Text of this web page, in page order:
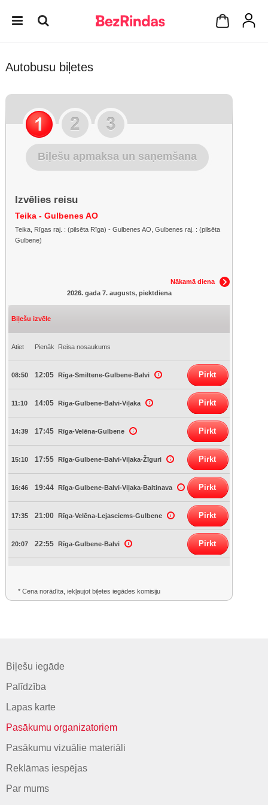
Autobusu biļetes
Biļešu apmaksa un saņemšana
Izvēlies reisu
Teika - Gulbenes AO
Teika, Rīgas raj. : (pilsēta Rīga) - Gulbenes AO, Gulbenes raj. : (pilsēta
Gulbene)
Nākamā diena
2026. gada 7. augusts, piektdiena
Biļešu izvēle
Atiet Pienāk Reisa nosaukums
08:50 12:05 Rīga-Smiltene-Gulbene-Balvi Pirkt
11:10 14:05 Rīga-Gulbene-Balvi-Viļaka Pirkt
14:39 17:45 Rīga-Velēna-Gulbene Pirkt
15:10 17:55 Rīga-Gulbene-Balvi-Viļaka-Žīguri Pirkt
16:46 19:44 Rīga-Gulbene-Balvi-Viļaka-Baltinava Pirkt
17:35 21:00 Rīga-Velēna-Lejasciems-Gulbene Pirkt
20:07 22:55 Rīga-Gulbene-Balvi Pirkt
* Cena norādīta, iekļaujot biļetes iegādes komisiju
Biļešu iegāde
Palīdzība
Lapas karte
Pasākumu organizatoriem
Pasākumu vizuālie materiāli
Reklāmas iespējas
Par mums